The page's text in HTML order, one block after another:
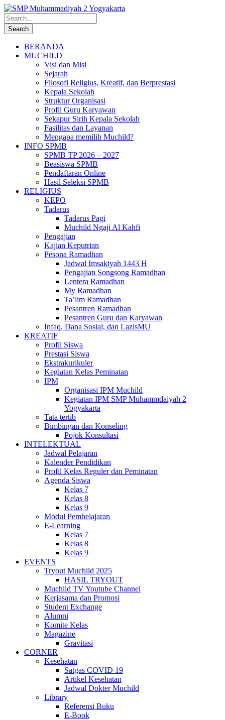
BERANDA
MUCHILD
Visi dan Misi
Sejarah
Filosofi Religius, Kreatif, dan Berprestasi
Kepala Sekolah
Struktur Organisasi
Profil Guru Karyawan
Sekapur Sirih Kepala Sekolah
Fasilitas dan Layanan
Mengapa memilih Muchild?
INFO SPMB
SPMB TP 2026 – 2027
Beasiswa SPMB
Pendaftaran Online
Hasil Seleksi SPMB
RELIGIUS
KEPO
Tadarus
Tadarus Pagi
Muchild Ngaji Al Kahfi
Pengajian
Kajian Keputrian
Pesona Ramadhan
Jadwal Imsakiyah 1443 H
Pengajian Songsong Ramadhan
Lentera Ramadhan
My Ramadhan
Ta’lim Ramadhan
Pesantren Ramadhan
Pesantren Guru dan Karyawan
Infaq, Dana Sosial, dan LazisMU
KREATIF
Profil Siswa
Prestasi Siswa
Ekstrakurikuler
Kegiatan Kelas Peminatan
IPM
Organisasi IPM Muchild
Kegiatan IPM SMP Muhammdaiyah 2
Yogyakarta
Tata tertib
Bimbingan dan Konseling
Pojok Konsultasi
INTELEKTUAL
Jadwal Pelajaran
Kalender Pendidikan
Profil Kelas Reguler dan Peminatan
Agenda Siswa
Kelas 7
Kelas 8
Kelas 9
Modul Pembelajaran
E-Learning
Kelas 7
Kelas 8
Kelas 9
EVENTS
Tryout Muchild 2025
HASIL TRYOUT
Muchild TV Youtube Channel
Kerjasama dan Promosi
Student Exchange
Alumni
Komite Kelas
Magazine
Gravitasi
CORNER
Kesehatan
Satgas COVID 19
Artikel Kesehatan
Jadwal Dokter Muchild
Library
Referensi Buku
E-Book